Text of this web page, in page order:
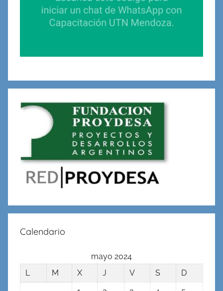
Calendario
mayo 2024
L
M X J V S
D